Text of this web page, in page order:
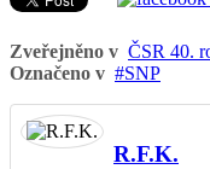
Zveřejněno v ČSR 40.
Označeno v
SNP
R.F.K.